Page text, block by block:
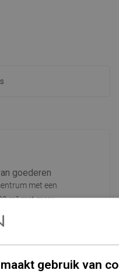
goederen
met een
m² met meer
biedt meer
producten!
gebruik van